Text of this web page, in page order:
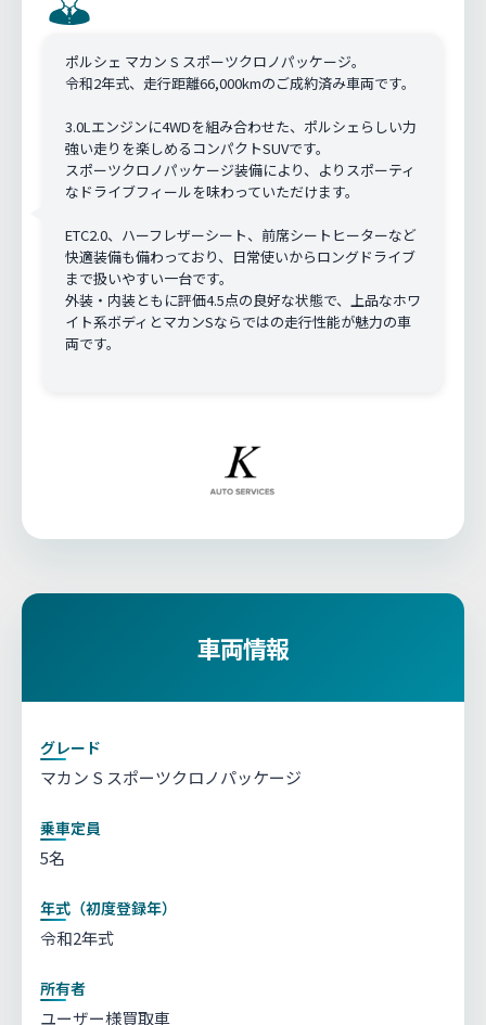
ポルシェ マカン S スポーツクロノパッケージ。
令和2年式、走行距離66,000kmのご成約済み車両です。
3.0Lエンジンに4WDを組み合わせた、ポルシェらしい力
強い走りを楽しめるコンパクトSUVです。
スポーツクロノパッケージ装備により、よりスポーティ
なドライブフィールを味わっていただけます。
ETC2.0、ハーフレザーシート、前席シートヒーターなど
快適装備も備わっており、日常使いからロングドライブ
まで扱いやすい一台です。
外装・内装ともに評価4.5点の良好な状態で、上品なホワ
イト系ボディとマカンSならではの走行性能が魅力の車
両です。
車両情報
グレード
マカン S スポーツクロノパッケージ
乗車定員
5名
年式（初度登録年）
令和2年式
所有者
ユーザー様買取車